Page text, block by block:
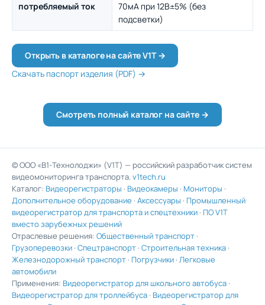
потребляемый ток
70мА при 12В±5% (без
подсветки)
Открыть в каталоге на сайте V1T →
Скачать паспорт изделия (PDF) →
Смотреть полный каталог на сайте →
© ООО «В1-Технолоджи» (V1T) — российский разработчик систем
видеомониторинга транспорта.v1tech.ru
Каталог: Видеорегистраторы · Видеокамеры · Мониторы ·
Дополнительное оборудование · Аксессуары · Промышленный
видеорегистратор для транспорта и спецтехники · ПО V1T
вместо зарубежных решений
Отраслевые решения: Общественный транспорт ·
Грузоперевозки · Спецтранспорт · Строительная техника ·
Железнодорожный транспорт · Погрузчики · Легковые
автомобили
Применения: Видеорегистратор для школьного автобуса ·
Видеорегистратор для троллейбуса · Видеорегистратор для